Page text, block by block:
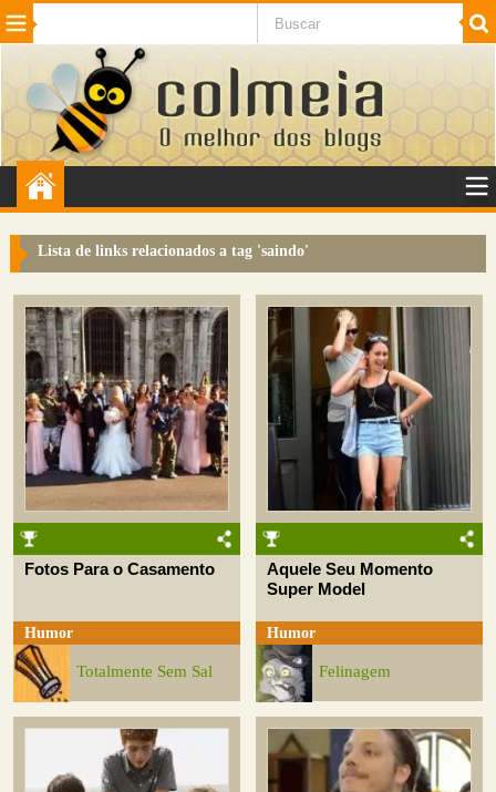
Beleza Cinema e TV
Internet Jogos NotÃ­cias SaÃºde
VeÃ­culos Adulto
Sugerir Link
Colmeia Exchange
Perguntas Frequentes
Sobre
Contato
Lista de links relacionados a tag 'saindo'
Fotos Para o Casamento
Humor
Totalmente Sem Sal
Aquele Seu Momento
Super Model
Humor
Felinagem